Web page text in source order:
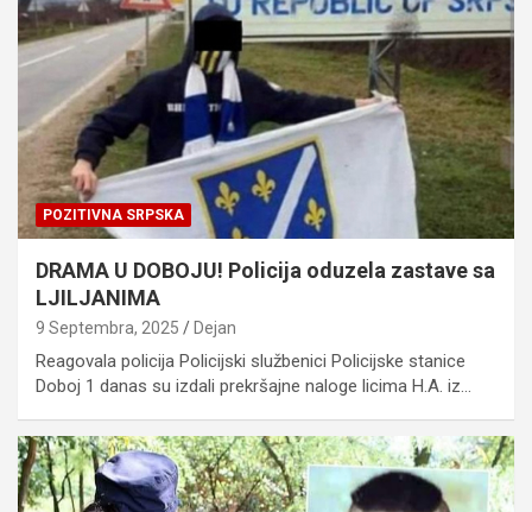
POZITIVNA SRPSKA
DRAMA U DOBOJU! Policija oduzela zastave sa
LJILJANIMA
9 Septembra, 2025 Dejan
Reagovala policija Policijski službenici Policijske stanice
Doboj 1 danas su izdali prekršajne naloge licima H.A. iz…